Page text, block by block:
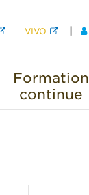
VIVO
Formation
continue